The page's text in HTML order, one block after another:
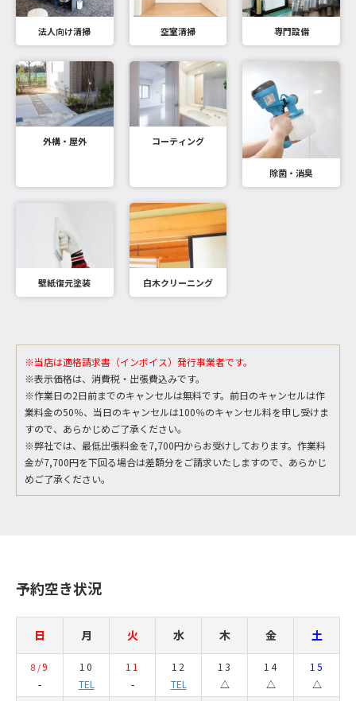
法人向け清掃 空室清掃 専門設備
外構・屋外 コーティング
除菌・消臭
壁紙復元塗装 白木クリーニング
※当店は適格請求書（インボイス）発行事業者です。
※表示価格は、消費税・出張費込みです。
※作業日の2日前までのキャンセルは無料です。前日のキャンセルは作
業料金の50％、当日のキャンセルは100％のキャンセル料を申し受けま
すので、あらかじめご了承ください。
※弊社では、最低出張料金を7,700円からお受けしております。作業料
金が7,700円を下回る場合は差額分をご請求いたしますので、あらかじ
めご了承ください。
予約空き状況
日 月 火 水 木 金 土
8/9
-
10
TEL
11
-
12
TEL
13
△
14
△
15
△